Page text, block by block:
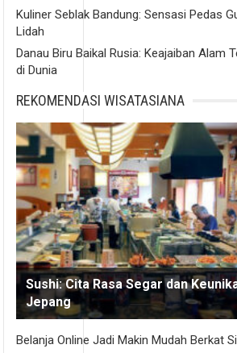
Kuliner Seblak Bandung: Sensasi Pedas
Lidah
Danau Biru Baikal Rusia: Keajaiban Alam
di Dunia
REKOMENDASI WISATASIANA
Sushi: Cita Rasa Segar dan
Jepang
Belanja Online Jadi Makin Mudah Berkat